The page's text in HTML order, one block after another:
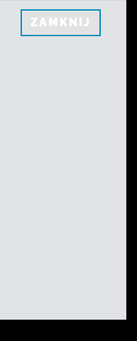
ZAMKNIJ